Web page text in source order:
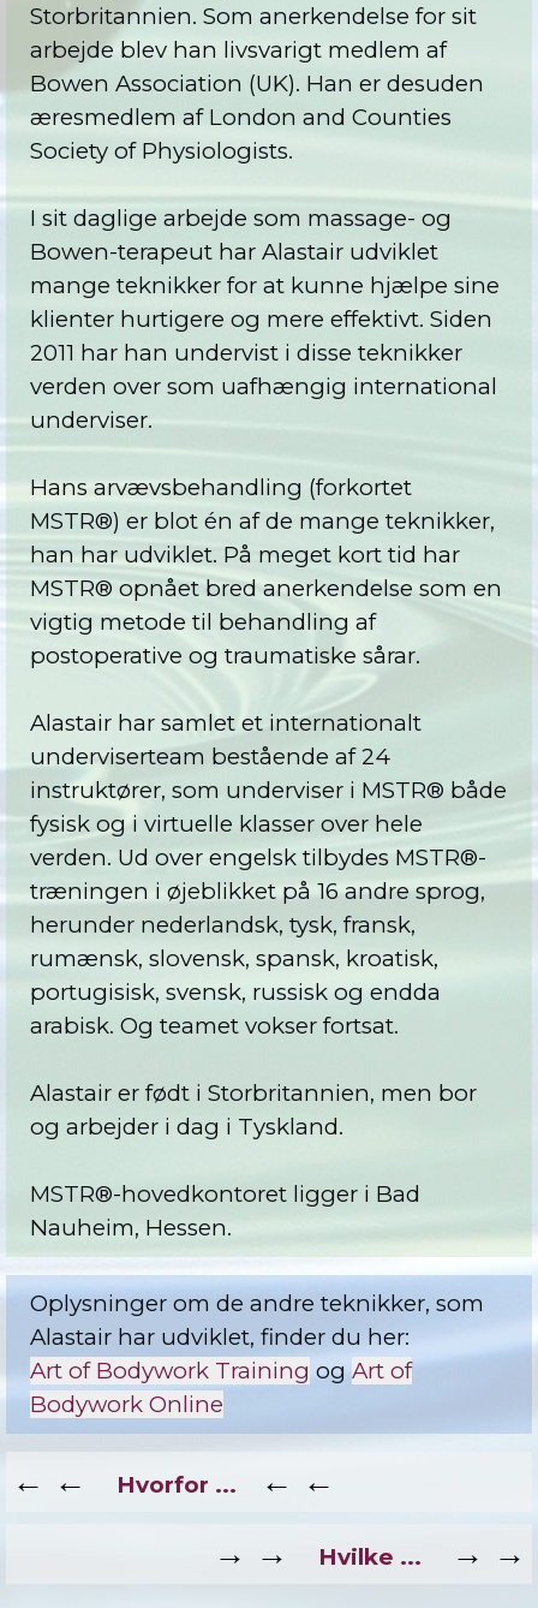
Storbritannien. Som anerkendelse for sit
arbejde blev han livsvarigt medlem af
Bowen Association (UK). Han er desuden
æresmedlem af London and Counties
Society of Physiologists.
I sit daglige arbejde som massage- og
Bowen-terapeut har Alastair udviklet
mange teknikker for at kunne hjælpe sine
klienter hurtigere og mere effektivt. Siden
2011 har han undervist i disse teknikker
verden over som uafhængig international
underviser.
Hans arvævsbehandling (forkortet
MSTR®) er blot én af de mange teknikker,
han har udviklet. På meget kort tid har
MSTR® opnået bred anerkendelse som en
vigtig metode til behandling af
postoperative og traumatiske sårar.
Alastair har samlet et internationalt
underviserteam bestående af 24
instruktører, som underviser i MSTR® både
fysisk og i virtuelle klasser over hele
verden. Ud over engelsk tilbydes MSTR®-
træningen i øjeblikket på 16 andre sprog,
herunder nederlandsk, tysk, fransk,
rumænsk, slovensk, spansk, kroatisk,
portugisisk, svensk, russisk og endda
arabisk. Og teamet vokser fortsat.
Alastair er født i Storbritannien, men bor
og arbejder i dag i Tyskland.
MSTR®-hovedkontoret ligger i Bad
Nauheim, Hessen.
Oplysninger om de andre teknikker, som
Alastair har udviklet, finder du her:
Art of Bodywork Training og Art of
Bodywork Online
← ← Hvorfor ... ← ←
→ →
Hvilke ... → →